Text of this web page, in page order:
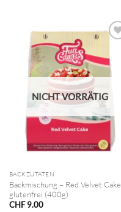
NICHT VORRÄTIG
BACKZUTATEN
Backmischung – Red Velvet Cake
glutenfrei (400g)
CHF9.00